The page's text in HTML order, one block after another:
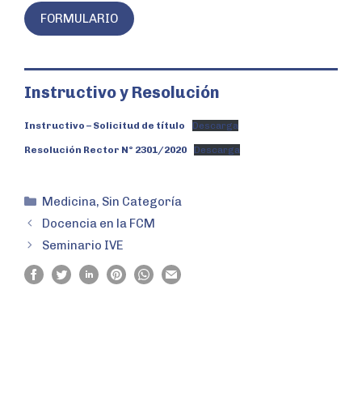
FORMULARIO
Instructivo y Resolución
Instructivo – Solicitud de título Descarga
Resolución Rector N° 2301/2020 Descarga
Medicina, Sin Categoría
Docencia en la FCM
Seminario IVE